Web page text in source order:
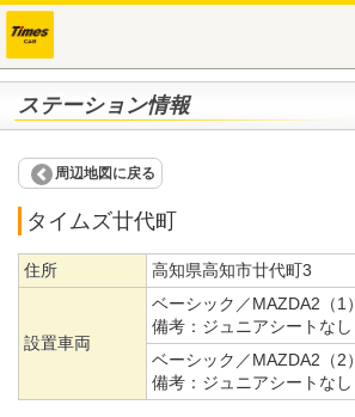
ステーション情報
周辺地図に戻る
タイムズ廿代町
住所 高知県高知市廿代町3
設置車両
ベーシック／MAZDA2（1）
備考： ジュニアシートなし
ベーシック／MAZDA2（2）
備考： ジュニアシートなし